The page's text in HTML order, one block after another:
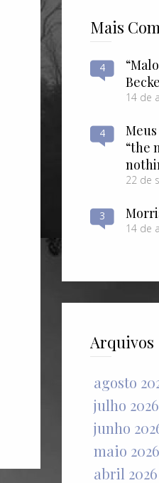
Mais
4
14 de
4
“the
22 de
3
14 de
Arquivos
agosto
julho 2026
junho
maio 2026
abril 2026